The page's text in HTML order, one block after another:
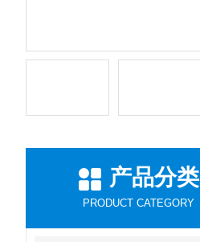
产品分类
PRODUCT CATEGORY